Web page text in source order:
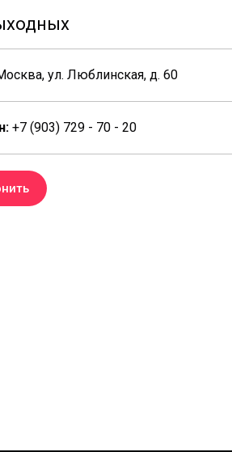
ул. Люблинская, д. 60
+7 (903) 729 - 70 - 20